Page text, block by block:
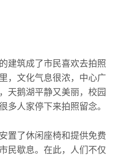
建筑成了市民喜欢去拍照
，文化气息很浓，中心广
天鹅湖平静又美丽，校园
多人家停下来拍照留念。
置了休闲座椅和提供免费
民歇息。在此，人们不仅